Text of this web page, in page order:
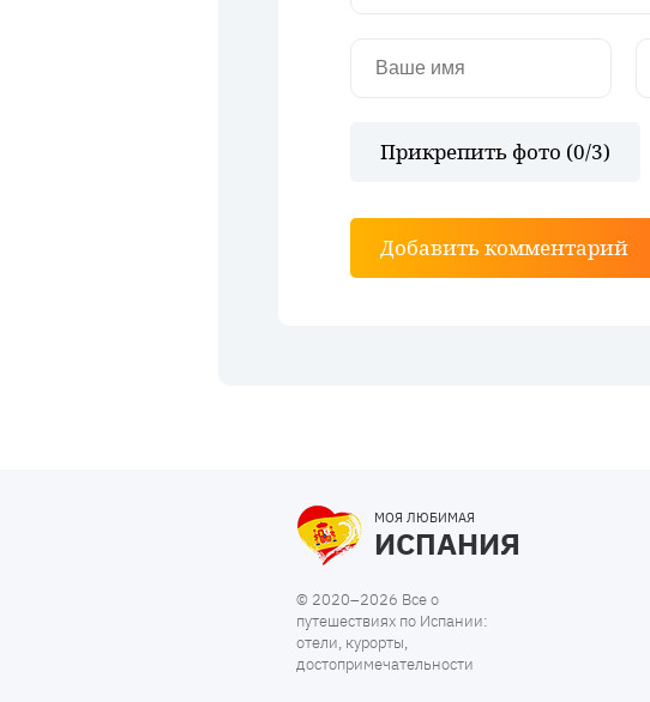
Прикрепить фото (0/3)
Добавить комментарий
МОЯ ЛЮБИМАЯ
ИСПАНИЯ
© 2020–2026 Все о
путешествиях по Испании:
отели, курорты,
достопримечательности